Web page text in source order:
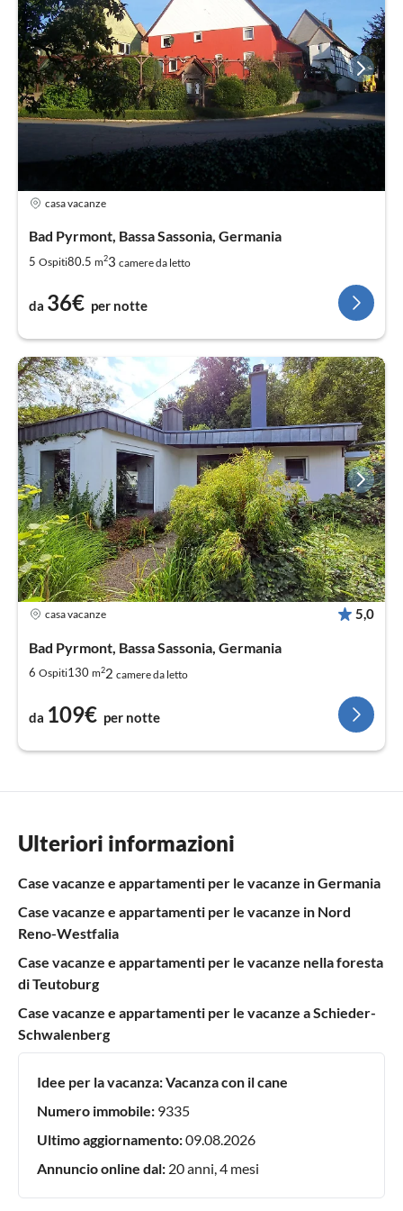
casa vacanze
Bad Pyrmont, Bassa Sassonia, Germania
5 Ospiti80.5 m23 camere da letto
da 36€ per notte
casa vacanze 5,0
Bad Pyrmont, Bassa Sassonia, Germania
6 Ospiti130 m22 camere da letto
da 109€ per notte
Ulteriori informazioni
Case vacanze e appartamenti per le vacanze in Germania
Case vacanze e appartamenti per le vacanze in Nord
Reno-Westfalia
Case vacanze e appartamenti per le vacanze nella foresta
di Teutoburg
Case vacanze e appartamenti per le vacanze a Schieder-
Schwalenberg
Idee per la vacanza:Vacanza con il cane
Numero immobile: 9335
Ultimo aggiornamento:09.08.2026
Annuncio online dal: 20 anni, 4 mesi